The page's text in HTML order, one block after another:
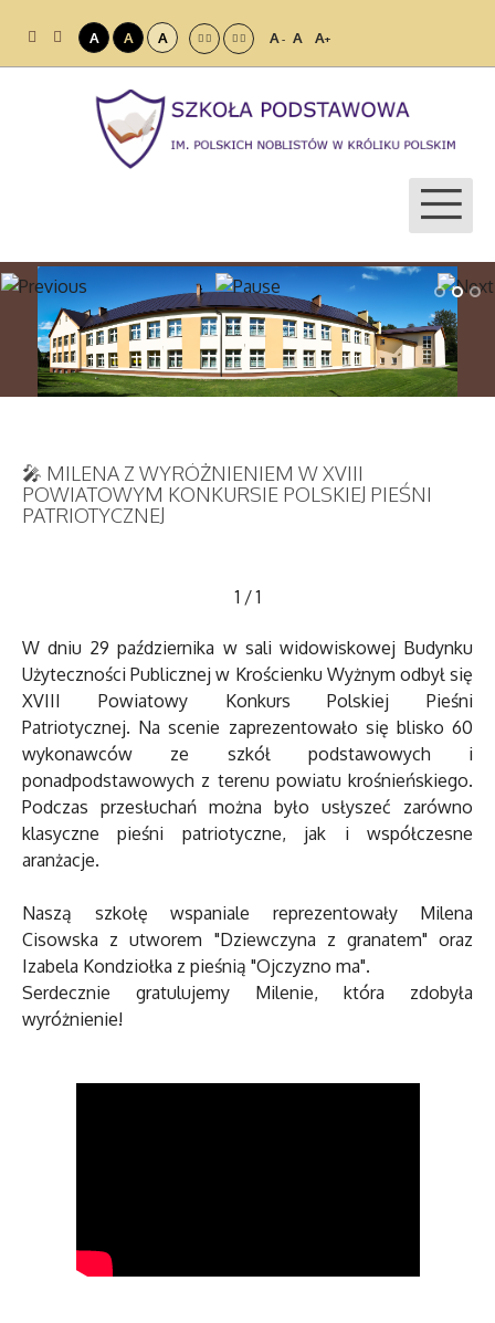
A A A A- A A+
🎤 MILENA Z WYRÓŻNIENIEM W XVIII
POWIATOWYM KONKURSIE POLSKIEJ PIEŚNI
PATRIOTYCZNEJ
1 /1
W dniu 29 października w sali widowiskowej Budynku
Użyteczności Publicznej w Krościenku Wyżnym odbył się
XVIII Powiatowy Konkurs Polskiej Pieśni
Patriotycznej. Na scenie zaprezentowało się blisko 60
wykonawców ze szkół podstawowych i
ponadpodstawowych z terenu powiatu krośnieńskiego.
Podczas przesłuchań można było usłyszeć zarówno
klasyczne pieśni patriotyczne, jak i współczesne
aranżacje.
Naszą szkołę wspaniale reprezentowały Milena
Cisowska z utworem "Dziewczyna z granatem" oraz
Izabela Kondziołka z pieśnią "Ojczyzno ma".
Serdecznie gratulujemy Milenie, która zdobyła
wyróżnienie!